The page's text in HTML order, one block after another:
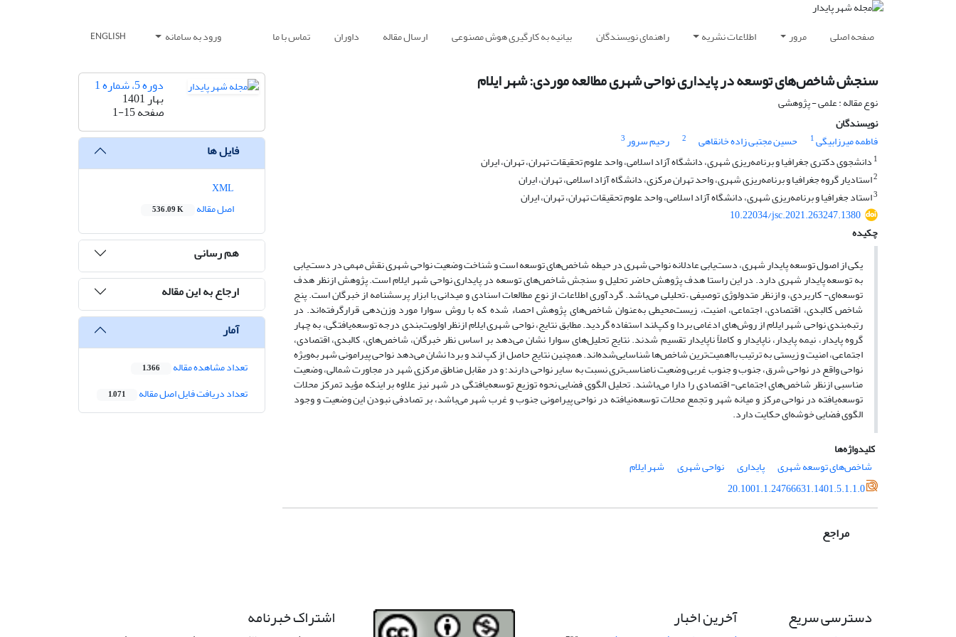
صفحه اصلی مرور اطلاعات نشریه راهنمای نویسندگان بیانیه به کارگیری هوش مصنوعی ارسال مقاله داوران تماس با ما ورود به سامانه ENGLISH
سنجش شاخص‌های توسعه در پایداری نواحی شهری مطالعه موردی: شهر ایلام
نوع مقاله : علمی - پژوهشی
نویسندگان
فاطمه میرزابیگی1 حسین مجتبی زاده خانقاهی 2 رحیم سرور3
1 دانشجوی دکتری جغرافیا و برنامه‌ریزی شهری، دانشگاه آزاد اسلامی، واحد علوم تحقیقات تهران، تهران، ایران
2استادیار گروه جغرافیا و برنامه‌ریزی شهری، واحد تهران مرکزی، دانشگاه آزاد اسلامی، تهران، ایران
3استاد جغرافیا و برنامه‌ریزی شهری، دانشگاه آزاد اسلامی، واحد علوم تحقیقات تهران، تهران، ایران
10.22034/jsc.2021.263247.1380
چکیده
یکی از اصول توسعه پایدار شهری، دست‌یابی عادلانه نواحی شهری در حیطه شاخص‌های توسعه است و شناخت وضعیت نواحی شهری نقش مهمی در دست‌یابی
به توسعه پایدار شهری دارد. در این راستا هدف پژوهش حاضر تحلیل و سنجش شاخص‌های توسعه در پایداری نواحی شهر ایلام است. پژوهش ازنظر هدف
توسعه‌ای- کاربردی، و ازنظر متدولوژی توصیفی – تحلیلی می‌باشد. گردآوری اطلاعات از نوع مطالعات اسنادی و میدانی با ابزار پرسشنامه از خبرگان است. پنج
شاخص کالبدی، اقتصادی، اجتماعی، امنیت، زیست‌محیطی به‌عنوان شاخص‌های پژوهش احصاء شده که با روش سوارا مورد وزن‌دهی قرارگرفته‌اند. در
رتبه‌بندی نواحی شهر ایلام از روش‌های ادغامی بردا و کپ‌لند استفاده گردید. مطابق نتایج، نواحی شهری ایلام ازنظر اولویت‌بندی درجه توسعه‌یافتگی، به چهار
گروه پایدار، نیمه پایدار، ناپایدار و کاملاً ناپایدار تقسیم شدند. نتایج تحلیل‌های سوارا نشان می‌دهد بر اساس نظر خبرگان، شاخص‌های، کالبدی، اقتصادی،
اجتماعی، امنیت و زیستی به ترتیب بااهمیت‌ترین شاخص‌ها شناسایی‌شده‌اند. همچنین نتایج حاصل از کپ لند و بردا نشان می‌دهد نواحی پیرامونی شهر به‌ویژه
نواحی واقع در نواحی شرق، جنوب و جنوب غربی وضعیت نامناسب‌تری نسبت به سایر نواحی دارند؛ و در مقابل مناطق مرکزی شهر در مجاورت شمالی، وضعیت
مناسبی ازنظر شاخص‌های اجتماعی- اقتصادی را دارا می‌باشند. تحلیل الگوی فضایی نحوه توزیع توسعه‌یافتگی در شهر نیز علاوه بر اینکه مؤید تمرکز محلات
توسعه‌یافته در نواحی مرکز و میانه شهر و تجمع محلات توسعه‌نیافته در نواحی پیرامونی جنوب و غرب شهر می‌باشد، بر تصادفی نبودن این وضعیت و وجود
الگوی فضایی خوشه‌ای حکایت دارد.
کلیدواژه‌ها
شاخص‌های توسعه شهری
پایداری نواحی شهری
شهر ایلام
20.1001.1.24766631.1401.5.1.1.0
مراجع
دوره 5، شماره 1
بهار 1401
صفحه1-15
فایل ها
اصل مقاله
536.09 K
هم رسانی
ارجاع به این مقاله
آمار
تعداد مشاهده مقاله 1,366
تعداد دریافت فایل اصل مقاله 1,071
دسترسی سریع آخرین اخبار اشتراک خبرنامه